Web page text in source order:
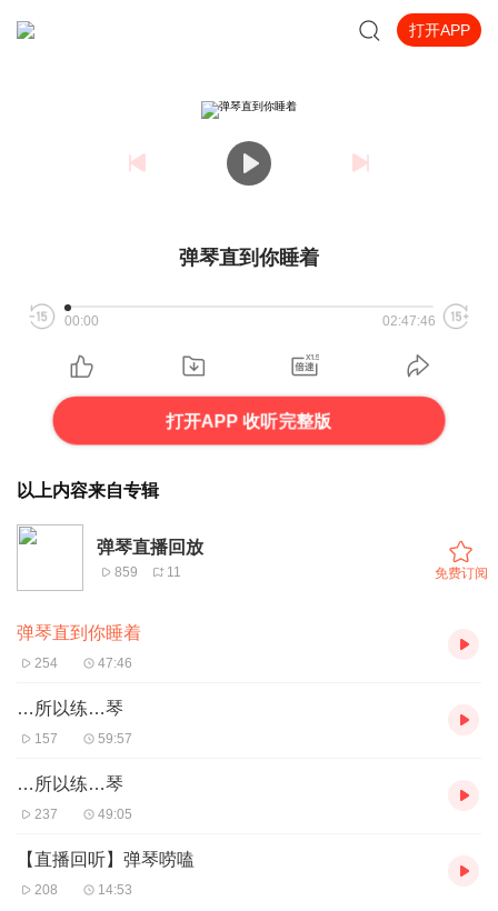
打开APP
弹琴直到你睡着
00:00 02:47:46
打开APP 收听完整版
以上内容来自专辑
弹琴直播回放
859 11 免费订阅
弹琴直到你睡着
254 47:46
…所以练…琴
157 59:57
…所以练…琴
237 49:05
【直播回听】弹琴唠嗑
208 14:53